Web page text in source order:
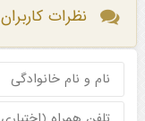
نظرات کاربران